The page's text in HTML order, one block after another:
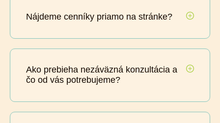
Nájdeme cenníky priamo na stránke?
Ako prebieha nezáväzná konzultácia a
čo od vás potrebujeme?